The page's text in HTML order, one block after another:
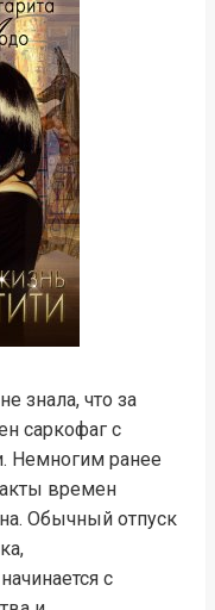
знала, что за
саркофаг с
Немногим ранее
времен
Обычный отпуск
с